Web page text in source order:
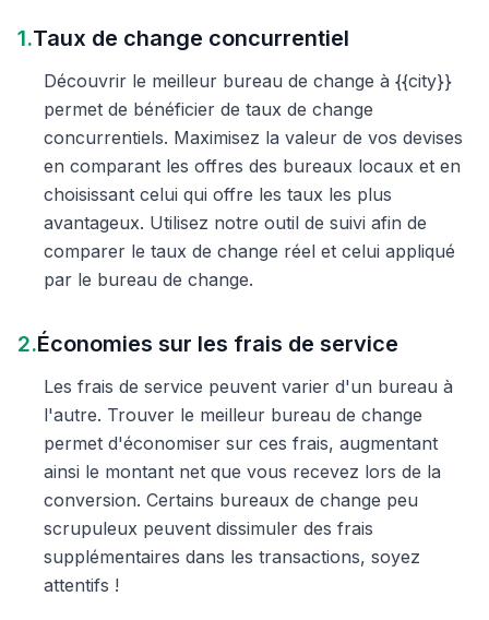
1.Taux de change concurrentiel
Découvrir le meilleur bureau de change à {{city}}
permet de bénéficier de taux de change
concurrentiels. Maximisez la valeur de vos devises
en comparant les offres des bureaux locaux et en
choisissant celui qui offre les taux les plus
avantageux. Utilisez notre outil de suivi afin de
comparer le taux de change réel et celui appliqué
par le bureau de change.
2.Économies sur les frais de service
Les frais de service peuvent varier d'un bureau à
l'autre. Trouver le meilleur bureau de change
permet d'économiser sur ces frais, augmentant
ainsi le montant net que vous recevez lors de la
conversion. Certains bureaux de change peu
scrupuleux peuvent dissimuler des frais
supplémentaires dans les transactions, soyez
attentifs !